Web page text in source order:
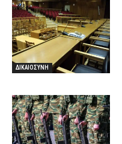
ΔΙΚΑΙΟΣΥΝΗ